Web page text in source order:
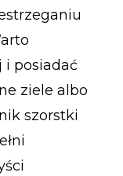
i posiadać
ziele albo
szorstki